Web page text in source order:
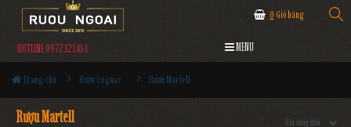
0 Giỏ hàng
HOTLINE 0972.12345.1 MENU
Trang chủ Rượu Cognac Rượu Martell
Rượu Martell